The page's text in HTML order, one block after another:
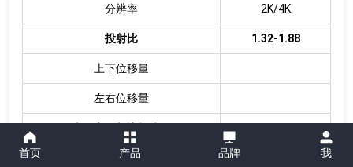
分辨率 2K/4K
投射比 1.32-1.88
上下位移量
左右位移量
出机器长度
首页 产品 品牌 我